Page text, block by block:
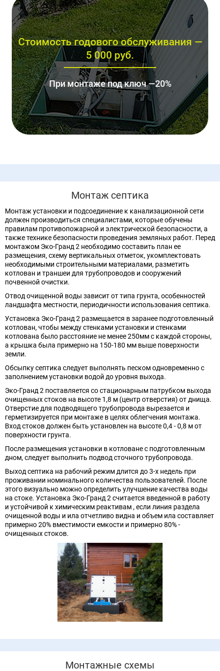
Стоимость годового обслуживания —
5 000 руб.
При монтаже под ключ —20%
Монтаж септика
Монтаж установки и подсоединение к канализационной сети
должен производиться специалистами, которые обучены
правилам противопожарной и электрической безопасности, а
также технике безопасности проведения земляных работ. Перед
монтажом Эко-Гранд 2 необходимо составить план ее
размещения, схему вертикальных отметок, укомплектовать
необходимыми строительными материалами, разметить
котлован и траншеи для трубопроводов и сооружений
почвенной очистки.
Отвод очищенной воды зависит от типа грунта, особенностей
ландшафта местности, периодичности использования септика.
Установка Эко-Гранд 2 размещается в заранее подготовленный
котлован, чтобы между стенками установки и стенками
котлована было расстояние не менее 250мм с каждой стороны,
а крышка была примерно на 150-180 мм выше поверхности
земли.
Обсыпку септика следует выполнять песком одновременно с
заполнением установки водой до уровня выхода.
Эко-Гранд 2 поставляется со стационарным патрубком выхода
очищенных стоков на высоте 1,8 м (центр отверстия) от днища.
Отверстие для подводящего трубопровода вырезается и
герметизируется при монтаже в целях облегчения монтажа.
Вход стоков должен быть установлен на высоте 0,4 - 0,8 м от
поверхности грунта.
После размещения установки в котловане с подготовленным
дном, следует выполнить подвод сточного трубопровода.
Выход септика на рабочий режим длится до 3-х недель при
проживании номинального количества пользователей. После
этого визуально можно определить улучшение качества воды
на стоке. Установка Эко-Гранд 2 считается введенной в работу
и устойчивой к химическим реактивам , если линия раздела
очищенной воды и ила отчетливо видна и объем ила составляет
примерно 20% вместимости емкости и примерно 80% -
очищенных стоков.
Монтажные схемы